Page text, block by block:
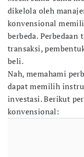
dikelola oleh
konvensional
berbeda.
transaksi,
beli.
Nah, memahami
dapat memilih
investasi. Berikut
konvensional: